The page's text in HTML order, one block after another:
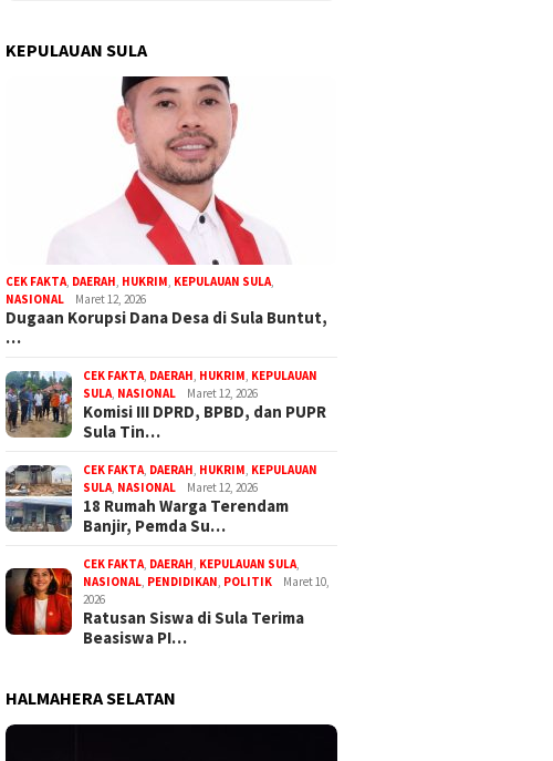
KEPULAUAN SULA
CEK FAKTA DAERAH HUKRIM KEPULAUAN SULA
NASIONAL
Maret 12, 2026
Dugaan Korupsi Dana Desa di Sula Buntut,
…
CEK FAKTA DAERAH HUKRIM KEPULAUAN
SULA NASIONAL Maret 12, 2026
Komisi III DPRD, BPBD, dan PUPR
Sula Tin…
CEK FAKTA DAERAH HUKRIM KEPULAUAN
SULA NASIONAL Maret 12, 2026
18 Rumah Warga Terendam
Banjir, Pemda Su…
CEK FAKTA DAERAH KEPULAUAN SULA
NASIONAL PENDIDIKAN POLITIK
Maret 10,
2026
Ratusan Siswa di Sula Terima
Beasiswa PI…
HALMAHERA SELATAN